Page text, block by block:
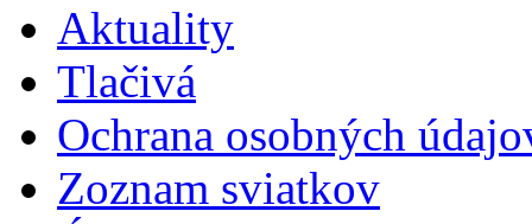
Aktuality
Tlačivá
Ochrana osobných
Zoznam sviatkov